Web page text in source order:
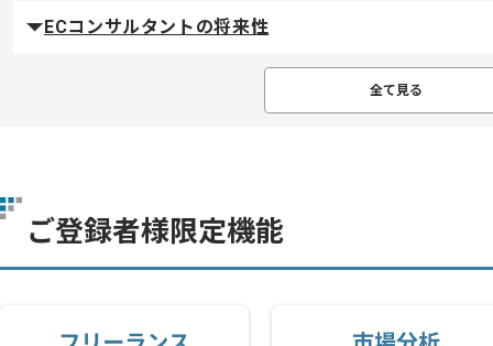
ECコンサルタントの将来性
全て見る
ご登録者様限定機能